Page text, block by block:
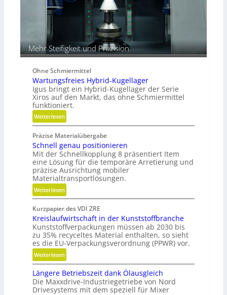
V
g
l
e
i
h
Mehr Steifigkeit und Präzision
Ohne Schmiermittel
Wartungsfreies Hybrid-Kugellager
Igus bringt ein Hybrid-Kugellager der Serie
Xiros auf den Markt, das ohne Schmiermittel
funktioniert.
Weiterlesen:
W
a
r
t
u
n
g
s
r
e
i
e
s
H
y
b
r
Präzise Materialübergabe
Schnell genau positionieren
Mit der Schnellkopplung 8 präsentiert Item
eine Lösung für die temporäre Arretierung und
präzise Ausrichtung mobiler
Materialtransportlösungen.
Weiterlesen:
S
c
h
n
e
l
l
g
e
n
Kurzpapier des VDI ZRE
Kreislaufwirtschaft in der Kunststoffbranche
Kunststoffverpackungen müssen ab 2030 bis
zu 35% recyceltes Material enthalten, so sieht
es die EU-Verpackungsverordnung (PPWR) vor.
Weiterlesen:
K
r
e
i
Längere Betriebszeit dank Ölausgleich
Die Maxxdrive-Industriegetriebe von Nord
Drivesystems mit dem speziell für Mixer